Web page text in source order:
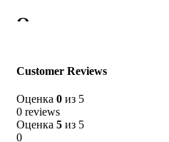
Отзывы
Only with images
Отзывов пока нет.
Будьте первым, кто оставил
Customer Reviews
Оценка 0 из 5
0 reviews
Оценка 5 из 5
0